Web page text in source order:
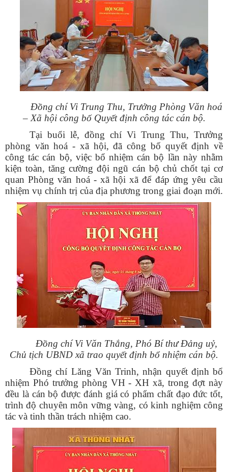
Đồng chí Vi Trung Thu, Trưởng Phòng Văn hoá
– Xã hội công bố Quyết định công tác cán bộ.
Tại buổi lễ, đồng chí Vi Trung Thu, Trưởng
phòng văn hoá - xã hội, đã công bố quyết định về
công tác cán bộ, việc bổ nhiệm cán bộ lần này nhằm
kiện toàn, tăng cường đội ngũ cán bộ chủ chốt tại cơ
quan Phòng văn hoá - xã hội xã để đáp ứng yêu cầu
nhiệm vụ chính trị của địa phương trong giai đoạn mới.
Đồng chí Vi Văn Thắng, Phó Bí thư Đảng uỷ,
Chủ tịch UBND xã trao quyết định bổ nhiệm cán bộ.
Đồng chí Lăng Văn Trinh, nhận quyết định bổ
nhiệm Phó trưởng phòng VH - XH xã, trong đợt này
đều là cán bộ được đánh giá có phẩm chất đạo đức tốt,
trình độ chuyên môn vững vàng, có kinh nghiệm công
tác và tinh thần trách nhiệm cao.